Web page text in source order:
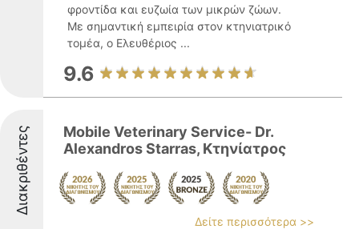
φροντίδα και ευζωία των μικρών ζώων.
Με σημαντική εμπειρία στον κτηνιατρικό
τομέα, ο Ελευθέριος ...
9.6
Διακριθέντες
Mobile Veterinary Service- Dr.
Alexandros Starras, Κτηνίατρος
Δείτε περισσότερα >>